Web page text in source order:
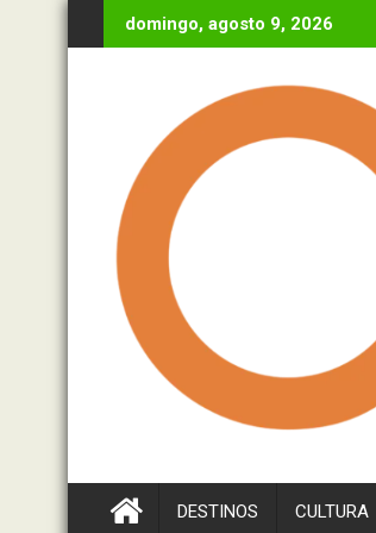
al
domingo, agosto 9, 2026
DESTINOS CULTURA